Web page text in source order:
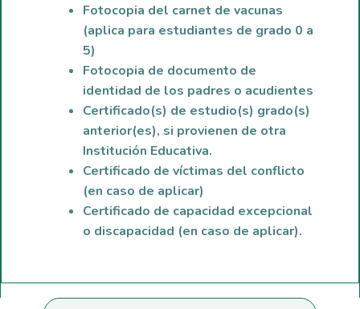
Fotocopia del carnet de vacunas
(aplica para estudiantes de grado 0 a
5)
Fotocopia de documento de
identidad de los padres o acudientes
Certificado(s) de estudio(s) grado(s)
anterior(es), si provienen de otra
Institución Educativa.
Certificado de víctimas del conflicto
(en caso de aplicar)
Certificado de capacidad excepcional
o discapacidad (en caso de aplicar).